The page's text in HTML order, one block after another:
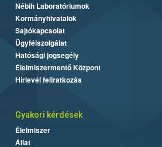
Nébih Laboratóriumok
Kormányhivatalok
Sajtókapcsolat
Ügyfélszolgálat
Hatósági jogsegély
Élelmiszermentő Központ
Hírlevél feliratkozás
Gyakori kérdések
Élelmiszer
Állat